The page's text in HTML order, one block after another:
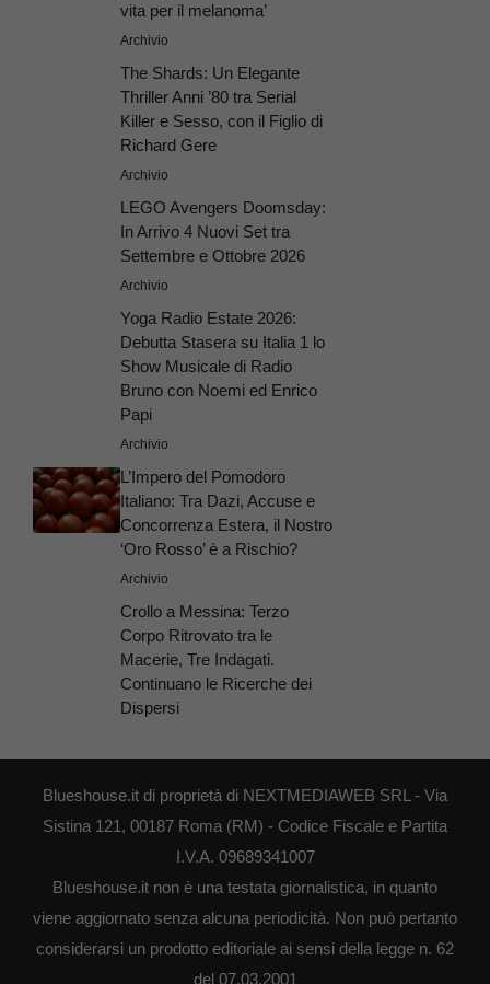
vita per il melanoma’
Archivio
The Shards: Un Elegante
Thriller Anni ’80 tra Serial
Killer e Sesso, con il Figlio di
Richard Gere
Archivio
LEGO Avengers Doomsday:
In Arrivo 4 Nuovi Set tra
Settembre e Ottobre 2026
Archivio
Yoga Radio Estate 2026:
Debutta Stasera su Italia 1 lo
Show Musicale di Radio
Bruno con Noemi ed Enrico
Papi
Archivio
L’Impero del Pomodoro
Italiano: Tra Dazi, Accuse e
Concorrenza Estera, il Nostro
‘Oro Rosso’ è a Rischio?
Archivio
Crollo a Messina: Terzo
Corpo Ritrovato tra le
Macerie, Tre Indagati.
Continuano le Ricerche dei
Dispersi
Blueshouse.it di proprietà di NEXTMEDIAWEB SRL - Via
Sistina 121, 00187 Roma (RM) - Codice Fiscale e Partita
I.V.A. 09689341007
Blueshouse.it non è una testata giornalistica, in quanto
viene aggiornato senza alcuna periodicità. Non può pertanto
considerarsi un prodotto editoriale ai sensi della legge n. 62
del 07.03.2001